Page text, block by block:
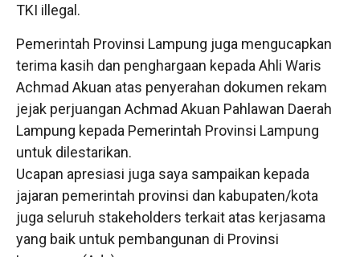
TKI illegal.
Pemerintah Provinsi Lampung juga mengucapkan
terima kasih dan penghargaan kepada Ahli Waris
Achmad Akuan atas penyerahan dokumen rekam
jejak perjuangan Achmad Akuan Pahlawan Daerah
Lampung kepada Pemerintah Provinsi Lampung
untuk dilestarikan.
Ucapan apresiasi juga saya sampaikan kepada
jajaran pemerintah provinsi dan kabupaten/kota
juga seluruh stakeholders terkait atas kerjasama
yang baik untuk pembangunan di Provinsi